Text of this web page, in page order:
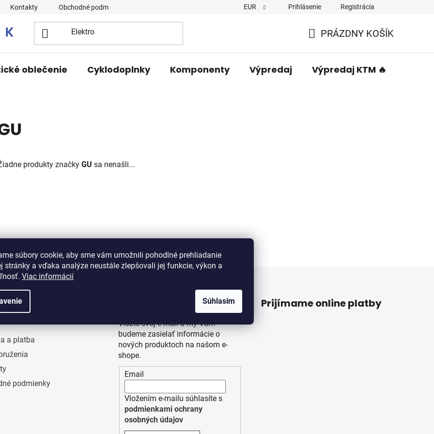
súbory cookie, aby sme vám umožnili pohodlné prehliadanie
stránky a vďaka analýze neustále zlepšovali jej funkcie, výkon a
Viac informácií
Súhlasím
Kontakty Obchodné podmienky EUR Prihlásenie Registrácia
KOŠÍK
PRÁZDNY KOŠÍK
oblečenie Cyklodoplnky Komponenty Výpredaj Výpredaj KTM 🔥
produkty značky GU sa nenašli...
pre vás
a platba
podmienky
Odoberať newsletter
Vložte svoj e-mail a my Vám
budeme zasielať informácie o
nových produktoch na našom e-
shope.
Email
Vložením e-mailu súhlasíte s
podmienkami ochrany
osobných údajov
Prijímame online platby